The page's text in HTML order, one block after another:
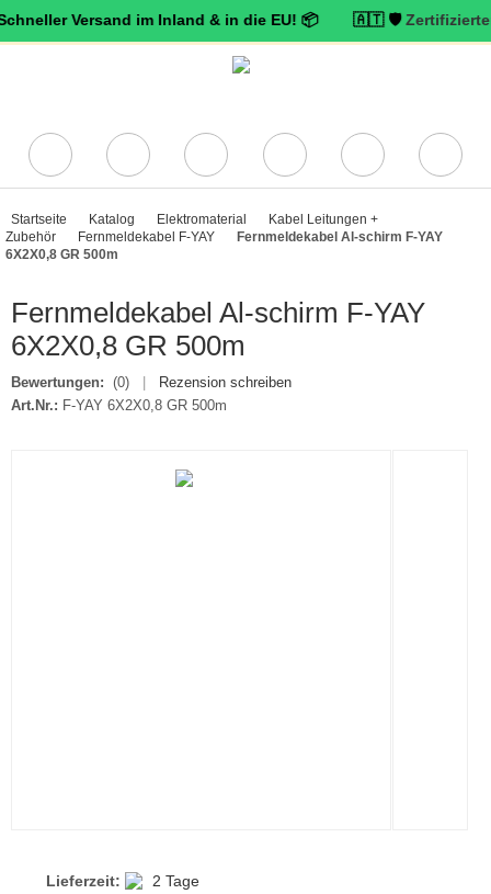
Versand im Inland & in die EU! 📦 🇦🇹 🛡️ Zertifizierter
Startseite Katalog Elektromaterial
Kabel Leitungen +
Zubehör
Fernmeldekabel F-YAY
Fernmeldekabel Al-schirm F-YAY
6X2X0,8 GR 500m
Fernmeldekabel Al-schirm F-YAY
6X2X0,8 GR 500m
Bewertungen: (0)
Rezension schreiben
Art.Nr.: F-YAY 6X2X0,8 GR 500m
Lieferzeit: 2 Tage